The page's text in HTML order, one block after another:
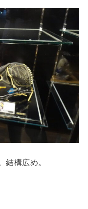
結構広め。